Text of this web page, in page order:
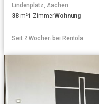
Lindenplatz, Aachen
38 m²1 ZimmerWohnung
Seit 2 Wochen bei Rentola